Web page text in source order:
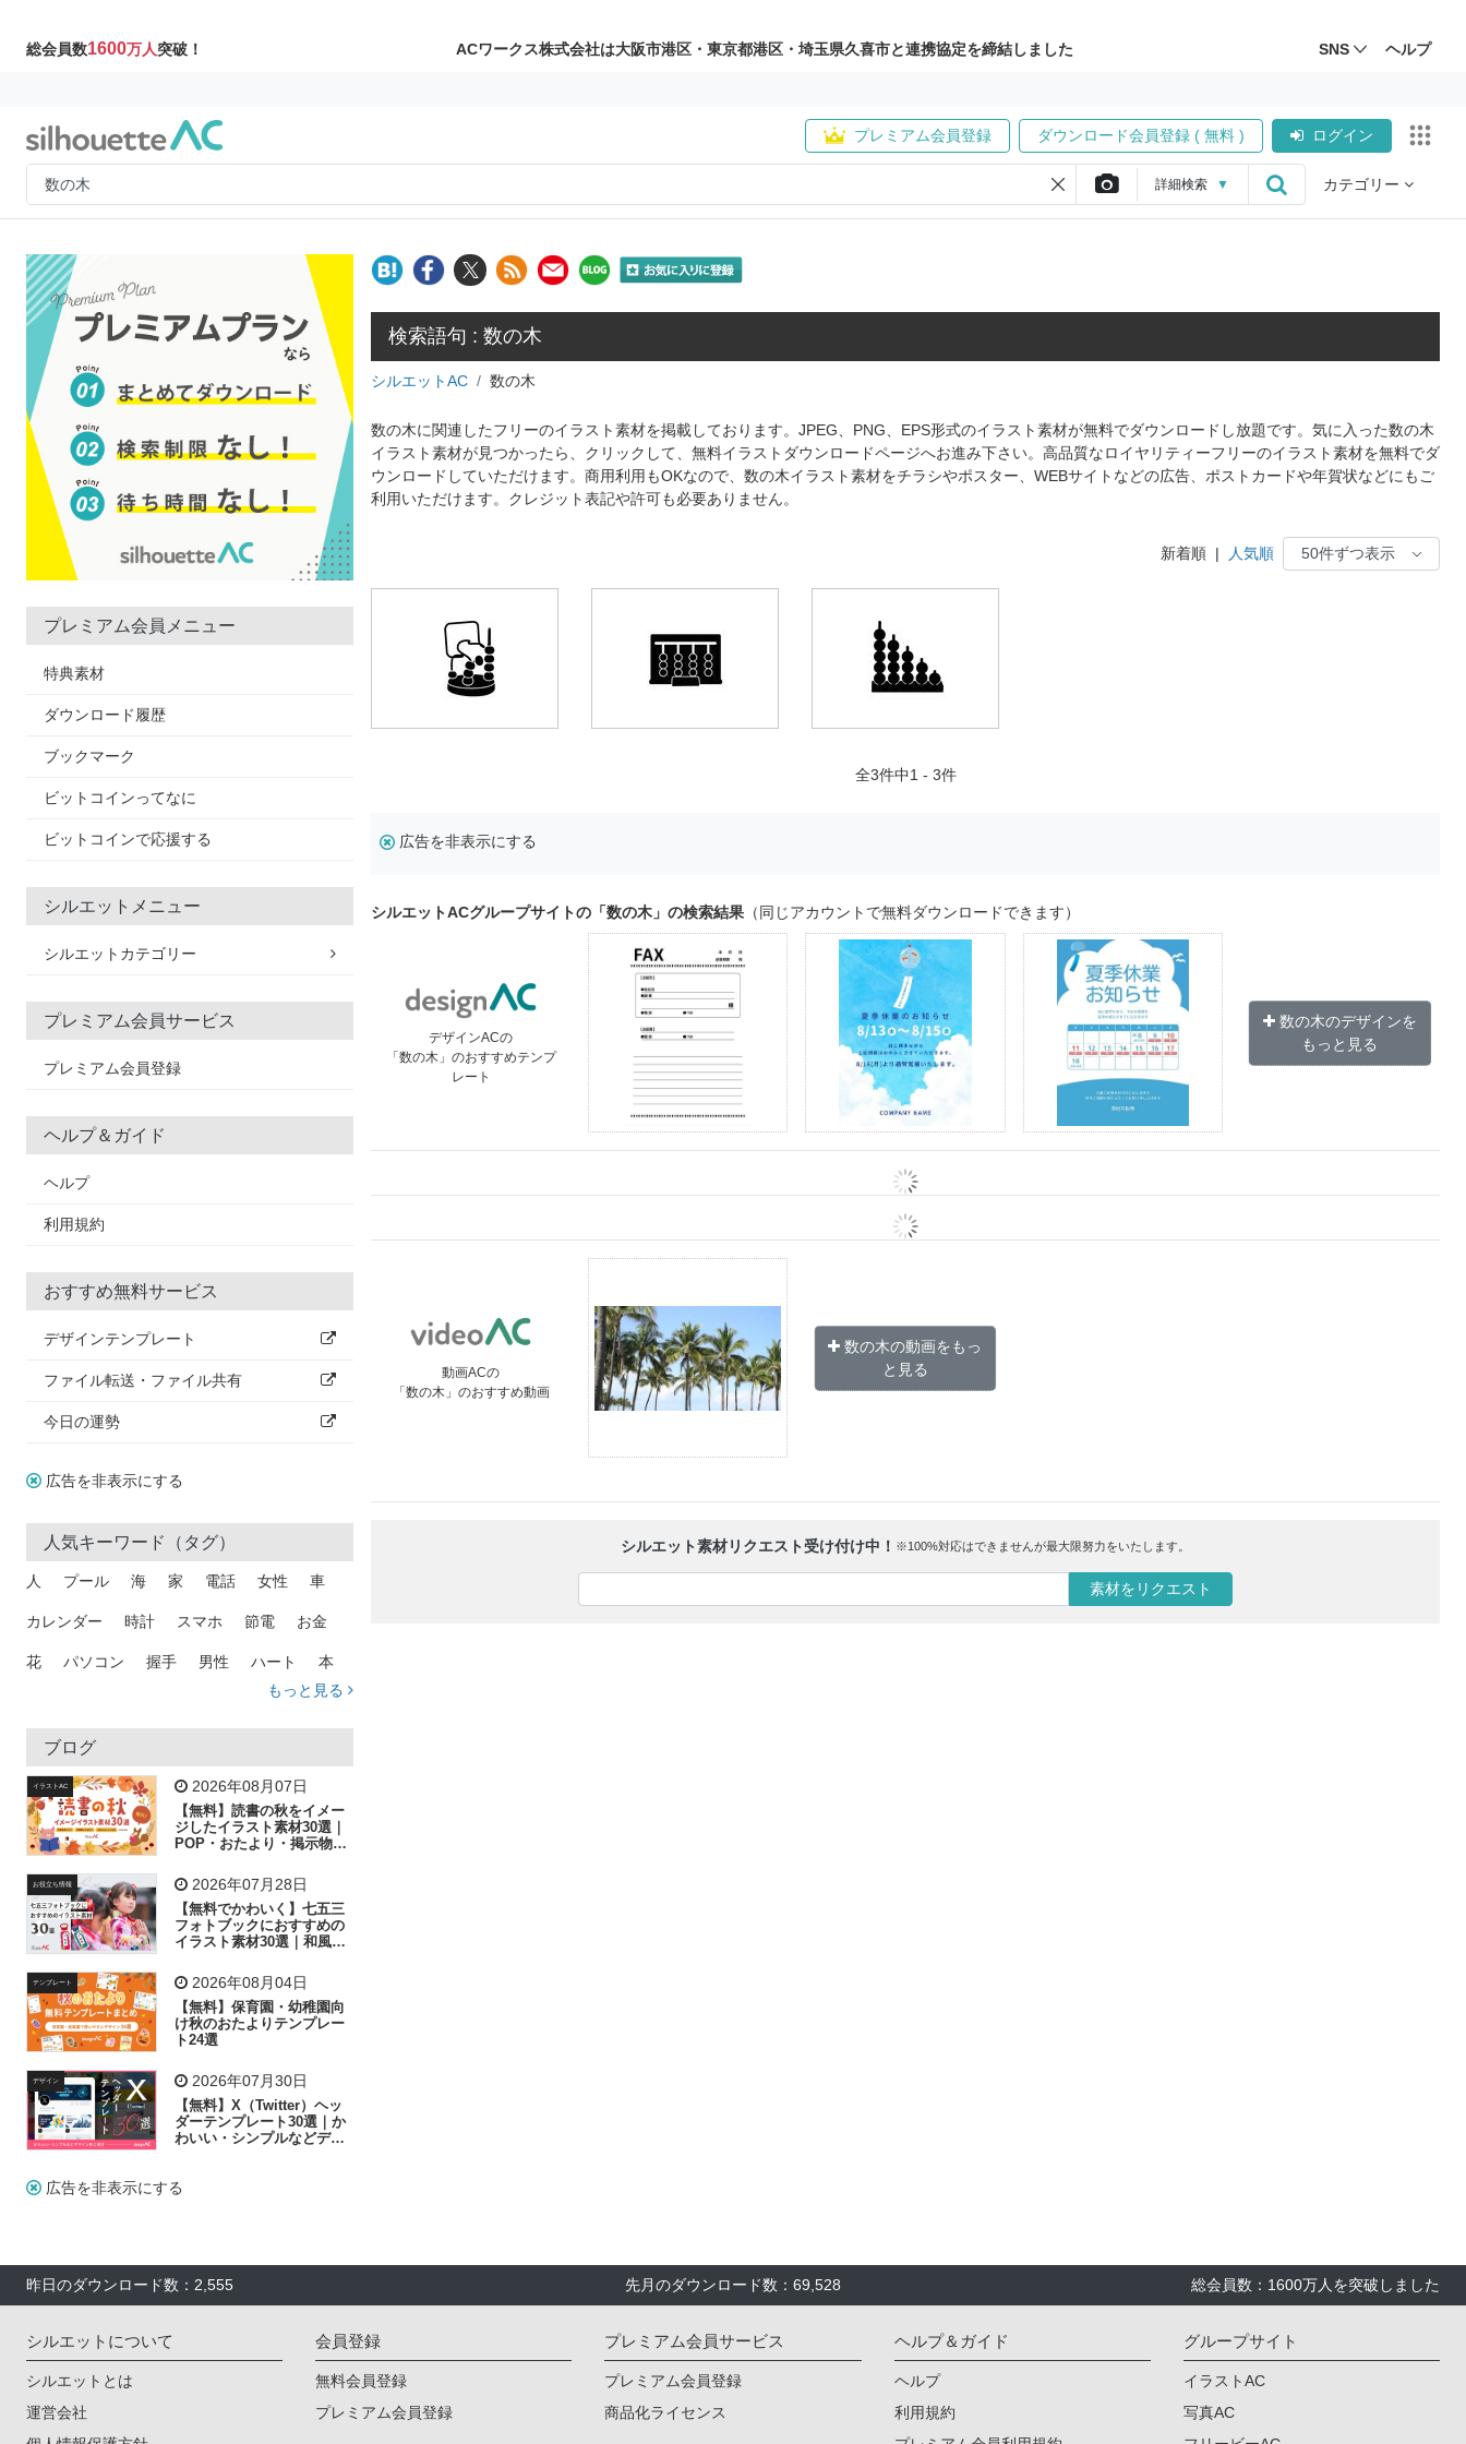
総会員数1600万人突破！ ACワークス株式会社は大阪市港区・東京都港区・埼玉県久喜市と連携協定を締結しました SNS ヘルプ
プレミアム会員登録 ダウンロード会員登録 ( 無料 ) ログイン
詳細検索 ▼ カテゴリー
プレミアム会員メニュー
特典素材
ダウンロード履歴
ブックマーク
ビットコインってなに
ビットコインで応援する
シルエットメニュー
シルエットカテゴリー
プレミアム会員サービス
プレミアム会員登録
ヘルプ＆ガイド
ヘルプ
利用規約
おすすめ無料サービス
デザインテンプレート
ファイル転送・ファイル共有
今日の運勢
広告を非表示にする
人気キーワード（タグ）
人 プール 海 家 電話 女性 車
カレンダー 時計 スマホ 節電 お金
花 パソコン 握手 男性 ハート 本
トラック 木
吹き出し
飛行機 グラフ ビル 魚 家族 書類
歩く 工場 会社 太陽 キラキラ
子供 作業員 葉 相談 ピクトグラム
もっと見る
ブログ
イラストAC 2026年08月07日
【無料】読書の秋をイメー
ジしたイラスト素材30選｜
POP・おたより・掲示物に
お役立ち情報 2026年07月28日
【無料でかわいく】七五三
フォトブックにおすすめの
イラスト素材30選｜和風の
テンプレート 2026年08月04日
【無料】保育園・幼稚園向
け秋のおたよりテンプレー
ト24選
デザイン 2026年07月30日
【無料】X（Twitter）ヘッ
ダーテンプレート30選｜か
わいい・シンプルなどデザ
広告を非表示にする
検索語句 : 数の木
シルエットAC 数の木
数の木に関連したフリーのイラスト素材を掲載しております。JPEG、PNG、EPS形式のイラスト素材が無料でダウンロードし放題です。気に入った数の木
イラスト素材が見つかったら、クリックして、無料イラストダウンロードページへお進み下さい。高品質なロイヤリティーフリーのイラスト素材を無料でダ
ウンロードしていただけます。商用利用もOKなので、数の木イラスト素材をチラシやポスター、WEBサイトなどの広告、ポストカードや年賀状などにもご
利用いただけます。クレジット表記や許可も必要ありません。
新着順 | 人気順
全3件中1 - 3件
広告を非表示にする
シルエットACグループサイトの「数の木」の検索結果 （同じアカウントで無料ダウンロードできます）
デザインACの
「数の木」のおすすめテンプ
レート
数の木のデザインを
もっと見る
動画ACの
「数の木」のおすすめ動画
数の木の動画をもっ
と見る
シルエット素材リクエスト受け付け中！ ※100%対応はできませんが最大限努力をいたします。
素材をリクエスト
昨日のダウンロード数：2,555 先月のダウンロード数：69,528 総会員数：1600万人を突破しました
シルエットについて
シルエットとは
運営会社
会員登録
無料会員登録
プレミアム会員登録
プレミアム会員サービス
プレミアム会員登録
商品化ライセンス
ヘルプ＆ガイド
ヘルプ
利用規約
グループサイト
イラストAC
写真AC